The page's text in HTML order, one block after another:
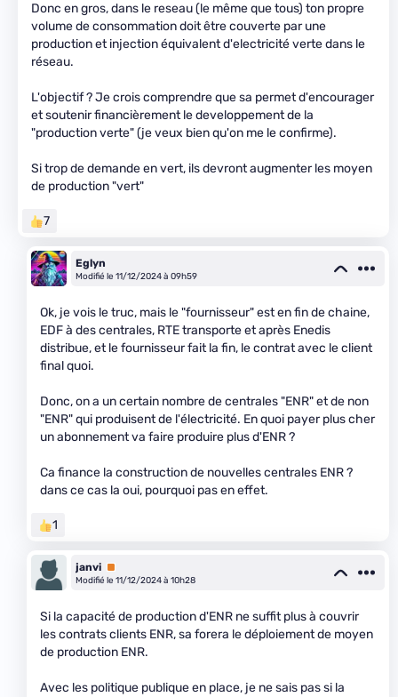
Donc en gros, dans le reseau (le même que tous) ton propre
volume de consommation doit être couverte par une
production et injection équivalent d'electricité verte dans le
réseau.
L'objectif ? Je crois comprendre que sa permet d'encourager
et soutenir financièrement le developpement de la
"production verte" (je veux bien qu'on me le confirme).
Si trop de demande en vert, ils devront augmenter les moyen
de production "vert"
7
Eglyn
Modifié le 11/12/2024 à 09h59
Ok, je vois le truc, mais le "fournisseur" est en fin de chaine,
EDF à des centrales, RTE transporte et après Enedis
distribue, et le fournisseur fait la fin, le contrat avec le client
final quoi.
Donc, on a un certain nombre de centrales "ENR" et de non
"ENR" qui produisent de l'électricité. En quoi payer plus cher
un abonnement va faire produire plus d'ENR ?
Ca finance la construction de nouvelles centrales ENR ?
dans ce cas la oui, pourquoi pas en effet.
1
janvi Premium
Modifié le 11/12/2024 à 10h28
Si la capacité de production d'ENR ne suffit plus à couvrir
les contrats clients ENR, sa forera le déploiement de moyen
de production ENR.
Avec les politique publique en place, je ne sais pas si la